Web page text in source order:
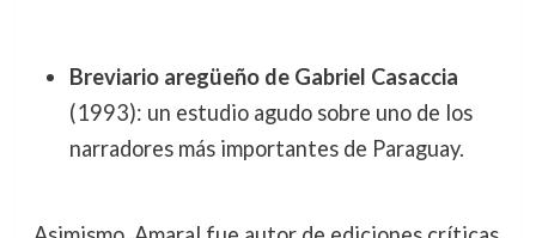
Breviario aregüeño de Gabriel Casaccia
(1993): un estudio agudo sobre uno de los
narradores más importantes de Paraguay.